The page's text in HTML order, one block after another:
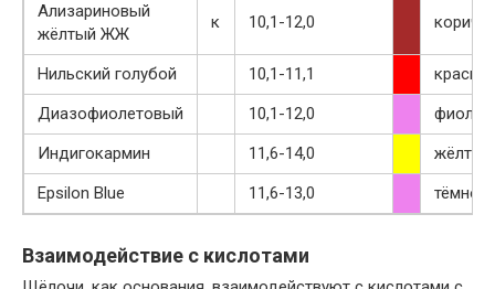
Ализариновый
жёлтый ЖЖ
к 10,1-12,0
Нильский голубой 10,1-11,1
Диазофиолетовый
10,1-12,0
Индигокармин
11,6-14,0
жёлтый
Epsilon Blue
11,6-13,0 тёмно-
Взаимодействие с кислотами